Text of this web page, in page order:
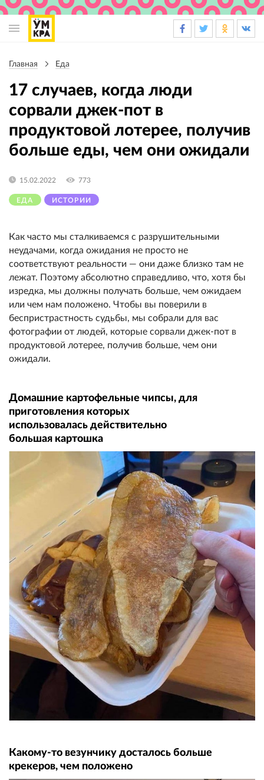
навигации
Главная Еда
17 случаев, когда люди
сорвали джек-пот в
продуктовой лотерее, получив
больше еды, чем они ожидали
ЕДА ИСТОРИИ
15.02.2022 773
Как часто мы сталкиваемся с разрушительными
неудачами, когда ожидания не просто не
соответствуют реальности — они даже близко там не
лежат. Поэтому абсолютно справедливо, что, хотя бы
изредка, мы должны получать больше, чем ожидаем
или чем нам положено. Чтобы вы поверили в
беспристрастность судьбы, мы собрали для вас
фотографии от людей, которые сорвали джек-пот в
продуктовой лотерее, получив больше, чем они
ожидали.
Домашние картофельные чипсы, для
приготовления которых
использовалась действительно
большая картошка
Какому-то везунчику досталось больше
крекеров, чем положено